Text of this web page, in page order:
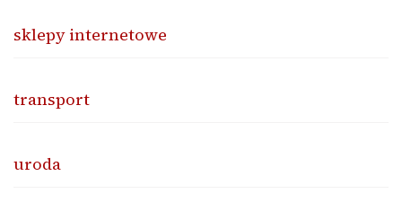
sklepy internetowe
transport
uroda